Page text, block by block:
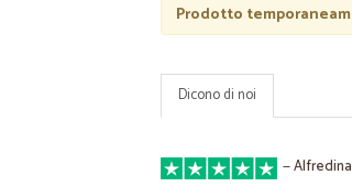
Prodotto
Dicono di noi
—